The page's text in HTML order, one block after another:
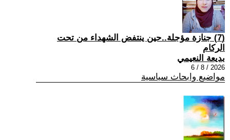
(7) جنازة مؤجلة..حين ينتفض الشهداء من تحت
الركام
بديعة النعيمي
2026 / 8 / 6
مواضيع وابحاث سياسية